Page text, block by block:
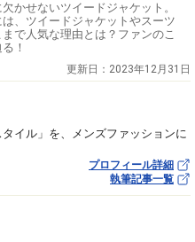
かせないツイードジャケット。
、ツイードジャケットやスーツ
で人気な理由とは？ファンのこ
！
更新日： 2023年12月31日
イル」を、メンズファッションに
プロフィール詳細
執筆記事一覧